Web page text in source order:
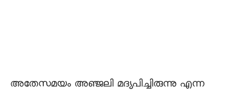
അതേസമയം അഞ്ജലി മദ്യപിച്ചിരുന്നു എന്ന